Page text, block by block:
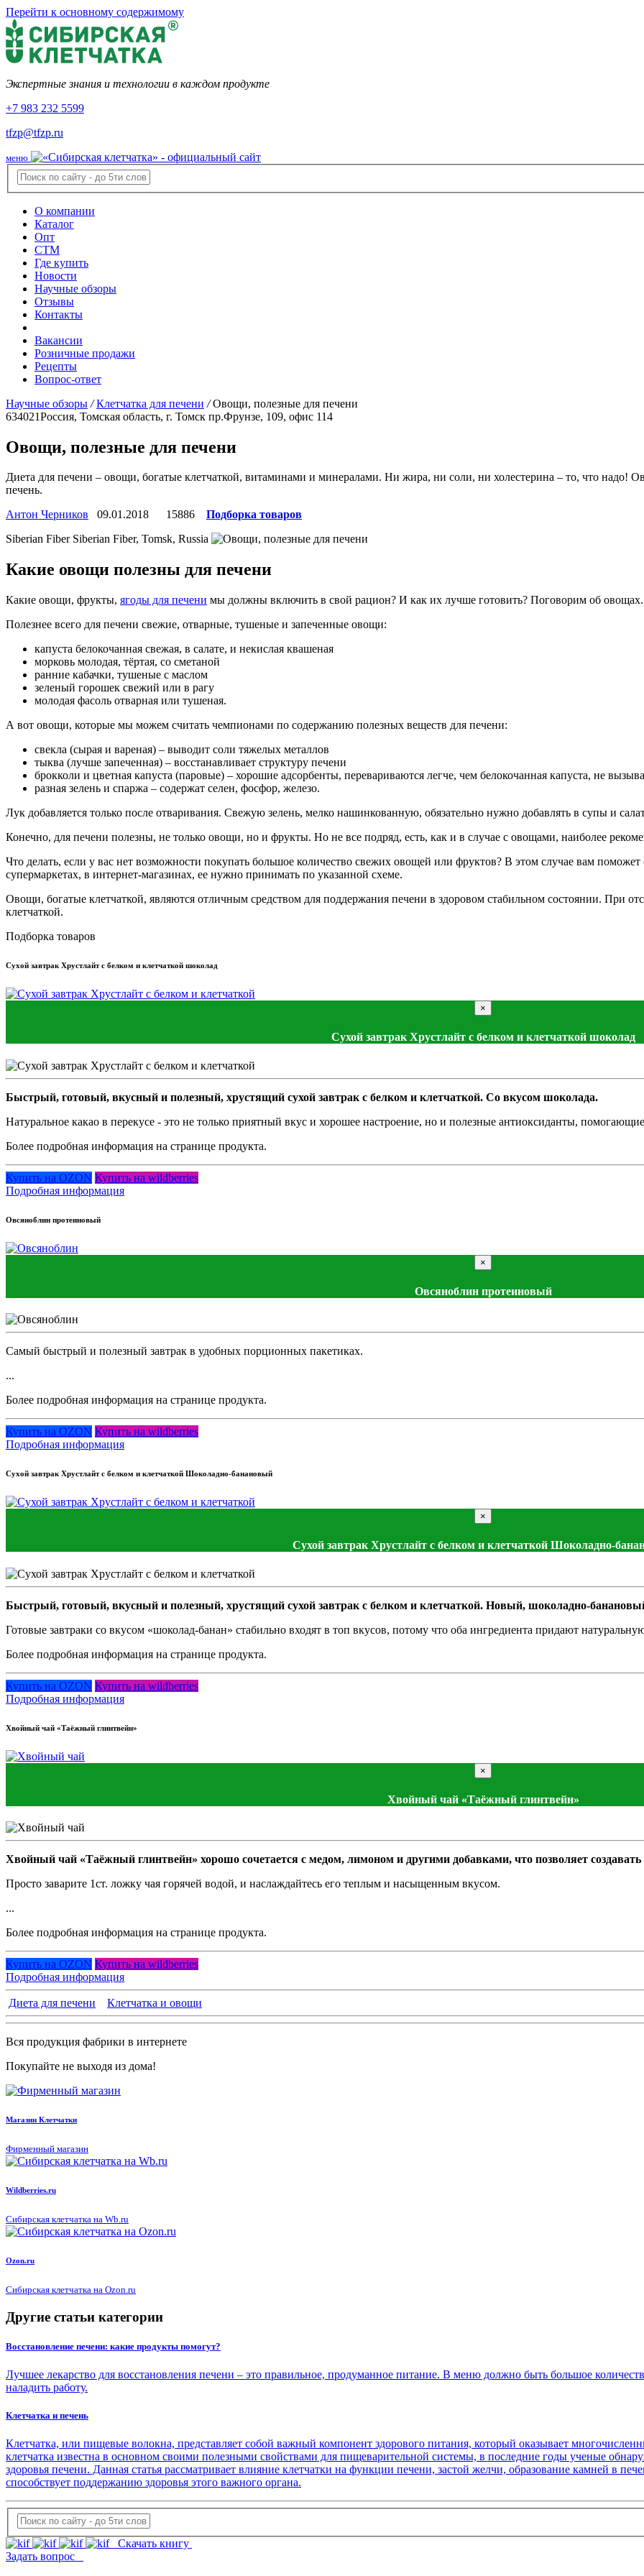
Перейти к основному содержимому
Экспертные знания и технологии в каждом продукте
+7 983 232 5599
tfzp@tfzp.ru
меню
О компании
Каталог
Опт
СТМ
Где купить
Новости
Научные обзоры
Отзывы
Контакты
Вакансии
Розничные продажи
Рецепты
Вопрос-ответ
Научные обзоры / Клетчатка для печени / Овощи, полезные для печени
634021Россия, Томская область, г. Томск пр.Фрунзе, 109, офис 114
Овощи, полезные для печени
Диета для печени – овощи, богатые клетчаткой, витаминами и минералами. Ни жира, ни соли, ни холестерина – то, что надо!
печень.
Антон Черников
09.01.2018 15886
Подборка товаров
Siberian Fiber Siberian Fiber, Tomsk, Russia
Какие овощи полезны для печени
Какие овощи, фрукты, ягоды для печени мы должны включить в свой рацион? И как их лучше готовить? Поговорим об овощах.
Полезнее всего для печени свежие, отварные, тушеные и запеченные овощи:
капуста белокочанная свежая, в салате, и некислая квашеная
морковь молодая, тёртая, со сметаной
ранние кабачки, тушеные с маслом
зеленый горошек свежий или в рагу
молодая фасоль отварная или тушеная.
А вот овощи, которые мы можем считать чемпионами по содержанию полезных веществ для печени:
свекла (сырая и вареная) – выводит соли тяжелых металлов
тыква (лучше запеченная) – восстанавливает структуру печени
брокколи и цветная капуста (паровые) – хорошие адсорбенты, перевариваются легче, чем белокочанная капуста, не
разная зелень и спаржа – содержат селен, фосфор, железо.
Лук добавляется только после отваривания. Свежую зелень, мелко нашинкованную, обязательно нужно добавлять в супы и
Конечно, для печени полезны, не только овощи, но и фрукты. Но не все подряд, есть, как и в случае с овощами, наиболее
Что делать, если у вас нет возможности покупать большое количество свежих овощей или фруктов? В этом случае вам поможет
супермаркетах, в интернет-магазинах, ее нужно принимать по указанной схеме.
Овощи, богатые клетчаткой, являются отличным средством для поддержания печени в здоровом стабильном состоянии. При
клетчаткой.
Подборка товаров
Сухой завтрак Хрустлайт с белком и клетчаткой шоколад
×
Сухой завтрак Хрустлайт с белком и клетчаткой шоколад
Быстрый, готовый, вкусный и полезный, хрустящий сухой завтрак с белком и клетчаткой. Со вкусом шоколада.
Натуральное какао в перекусе - это не только приятный вкус и хорошее настроение, но и полезные антиоксиданты, помогающие
Более подробная информация на странице продукта.
Купить на OZON Купить на wildberries
Подробная информация
Овсяноблин протеиновый
×
Овсяноблин протеиновый
Самый быстрый и полезный завтрак в удобных порционных пакетиках.
...
Более подробная информация на странице продукта.
Купить на OZON Купить на wildberries
Подробная информация
Сухой завтрак Хрустлайт с белком и клетчаткой Шоколадно-банановый
×
Сухой завтрак Хрустлайт с белком и клетчаткой Шоколадно-
Быстрый, готовый, вкусный и полезный, хрустящий сухой завтрак с белком и клетчаткой. Новый, шоколадно-
Готовые завтраки со вкусом «шоколад-банан» стабильно входят в топ вкусов, потому что оба ингредиента придают
Более подробная информация на странице продукта.
Купить на OZON Купить на wildberries
Подробная информация
Хвойный чай «Таёжный глинтвейн»
×
Хвойный чай «Таёжный глинтвейн»
Хвойный чай «Таёжный глинтвейн» хорошо сочетается с медом, лимоном и другими добавками, что позволяет
Просто заварите 1ст. ложку чая горячей водой, и наслаждайтесь его теплым и насыщенным вкусом.
...
Более подробная информация на странице продукта.
Купить на OZON Купить на wildberries
Подробная информация
Диета для печени Клетчатка и овощи
Вся продукция фабрики в интернете
Покупайте не выходя из дома!
Магазин Клетчатки
Фирменный магазин
Wildberries.ru
Сибирская клетчатка на Wb.ru
Ozon.ru
Сибирская клетчатка на Ozon.ru
Другие статьи категории
Восстановление печени: какие продукты помогут?
Лучшее лекарство для восстановления печени – это правильное, продуманное питание. В меню должно быть большое
наладить работу.
Клетчатка и печень
Клетчатка, или пищевые волокна, представляет собой важный компонент здорового питания, который оказывает
клетчатка известна в основном своими полезными свойствами для пищеварительной системы, в последние годы ученые
здоровья печени. Данная статья рассматривает влияние клетчатки на функции печени, застой желчи, образование камней в
способствует поддержанию здоровья этого важного органа.
Скачать книгу
Задать вопрос